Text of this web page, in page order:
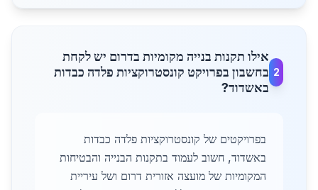
2
אילו תקנות בנייה מקומיות בדרום יש לקחת
בחשבון בפרויקט קונסטרוקציות פלדה כבדות
באשדוד?
בפרויקטים של קונסטרוקציות פלדה כבדות
באשדוד, חשוב לעמוד בתקנות הבנייה והבטיחות
המקומיות של מועצה אזורית דרום ושל עיריית